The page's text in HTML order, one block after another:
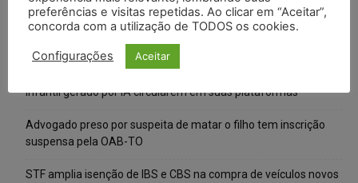
Posts Recentes
Composição da taxa de juros
infantil gerado por IA circularem em suas plataformas
Advogado preso por suspeita de matar o filho tem inscrição
suspensa pela OAB-TO
STF amplia isenção de IBS e CBS na compra de veículos novos
preferências e visitas repetidas. Ao clicar em “Aceitar”,
concorda com a utilização de TODOS os cookies.
Configurações Aceitar